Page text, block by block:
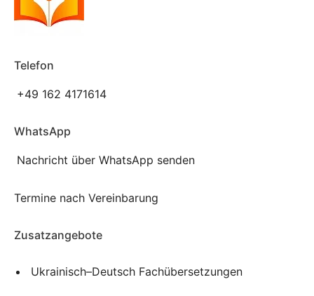
Telefon
+49 162 4171614
WhatsApp
Nachricht über WhatsApp senden
Termine nach Vereinbarung
Zusatzangebote
Ukrainisch–Deutsch Fachübersetzungen